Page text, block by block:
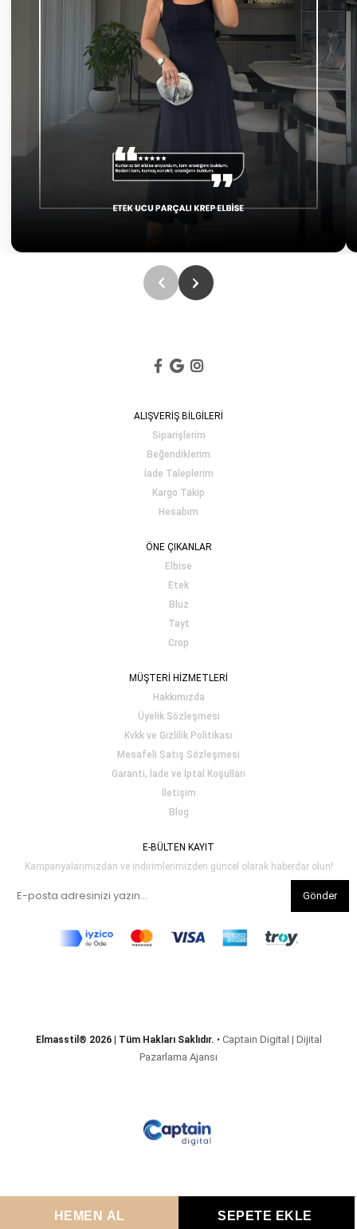
ALIŞVERİŞ BİLGİLERİ
Siparişlerim
Beğendiklerim
İade Taleplerim
Kargo Takip
Hesabım
ÖNE ÇIKANLAR
Elbise
Etek
Bluz
Tayt
Crop
MÜŞTERİ HİZMETLERİ
Hakkımızda
Üyelik Sözleşmesi
Kvkk ve Gizlilik Politikası
Mesafeli Satış Sözleşmesi
Garanti, İade ve İptal Koşulları
İletişim
Blog
E-BÜLTEN KAYIT
Kampanyalarımızdan ve indirimlerimizden güncel olarak haberdar olun!
Gönder
Elmasstil® 2026 | Tüm Hakları Saklıdır. • Captain Digital | Dijital
Pazarlama Ajansı